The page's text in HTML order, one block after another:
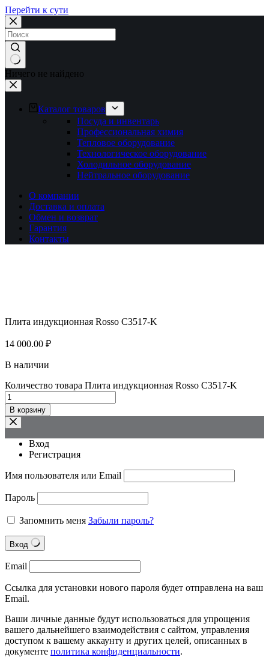
Перейти к сути
Ничего не найдено
Каталог товаров
Посуда и инвентарь
Профессиональная химия
Тепловое оборудование
Технологическое оборудование
Холодильное оборудование
Нейтральное оборудование
О компании
Доставка и оплата
Обмен и возврат
Гарантия
Контакты
Плита индукционная Rosso C3517-K
14 000.00 ₽
В наличии
Количество товара Плита индукционная Rosso C3517-K
В корзину
Вход
Регистрация
Имя пользователя или Email
Пароль
Запомнить меня Забыли пароль?
Вход
Email
Ссылка для установки нового пароля будет отправлена на ваш
Email.
Ваши личные данные будут использоваться для упрощения
вашего дальнейшего взаимодействия с сайтом, управления
доступом к вашему аккаунту и других целей, описанных в
документе политика конфиденциальности.